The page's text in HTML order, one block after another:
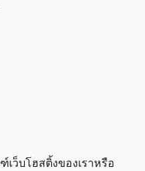
ว็บโฮสติ้งของเราหรือ